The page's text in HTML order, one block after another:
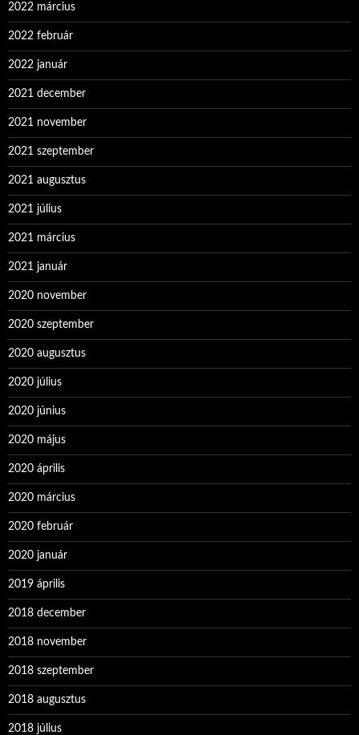
2022 március
2022 február
2022 január
2021 december
2021 november
2021 szeptember
2021 augusztus
2021 július
2021 március
2021 január
2020 november
2020 szeptember
2020 augusztus
2020 július
2020 június
2020 május
2020 április
2020 március
2020 február
2020 január
2019 április
2018 december
2018 november
2018 szeptember
2018 augusztus
2018 július